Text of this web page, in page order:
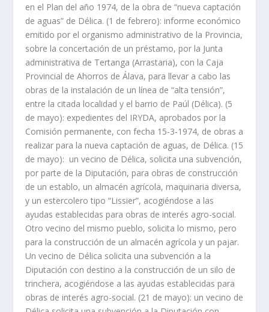
en el Plan del año 1974, de la obra de “nueva captación
de aguas” de Délica. (1 de febrero): informe económico
emitido por el organismo administrativo de la Provincia,
sobre la concertación de un préstamo, por la Junta
administrativa de Tertanga (Arrastaria), con la Caja
Provincial de Ahorros de Álava, para llevar a cabo las
obras de la instalación de un línea de “alta tensión”,
entre la citada localidad y el barrio de Paúl (Délica). (5
de mayo): expedientes del IRYDA, aprobados por la
Comisión permanente, con fecha 15-3-1974, de obras a
realizar para la nueva captación de aguas, de Délica. (15
de mayo): un vecino de Délica, solicita una subvención,
por parte de la Diputación, para obras de construcción
de un establo, un almacén agrícola, maquinaria diversa,
y un estercolero tipo “Lissier”, acogiéndose a las
ayudas establecidas para obras de interés agro-social.
Otro vecino del mismo pueblo, solicita lo mismo, pero
para la construcción de un almacén agrícola y un pajar.
Un vecino de Délica solicita una subvención a la
Diputación con destino a la construcción de un silo de
trinchera, acogiéndose a las ayudas establecidas para
obras de interés agro-social. (21 de mayo): un vecino de